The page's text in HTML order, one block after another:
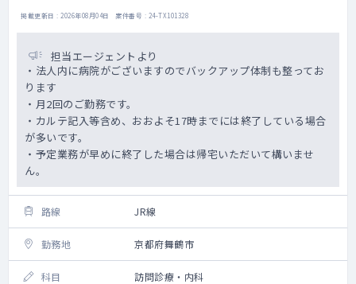
掲載更新日 : 2026年08月04日 案件番号 : 24-TX101328
担当エージェントより
・法人内に病院がございますのでバックアップ体制も整ってお
ります
・月2回のご勤務です。
・カルテ記入等含め、おおよそ17時までには終了している場合
が多いです。
・予定業務が早めに終了した場合は帰宅いただいて構いませ
ん。
路線 JR線
勤務地 京都府舞鶴市
科目 訪問診療・内科